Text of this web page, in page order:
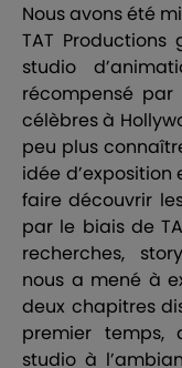
Nous avons été
TAT
studio
récompensé par
célèbres à
peu plus
idée
faire découvrir
par le biais de
recherches,
nous a mené à
deux chapitres
premier temps,
studio à